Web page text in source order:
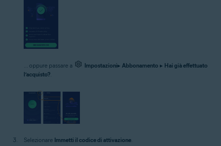
... oppure passare a Impostazioni▸ Abbonamento ▸ Hai già effettuato
l’acquisto?.
Selezionare Immetti il codice di attivazione.